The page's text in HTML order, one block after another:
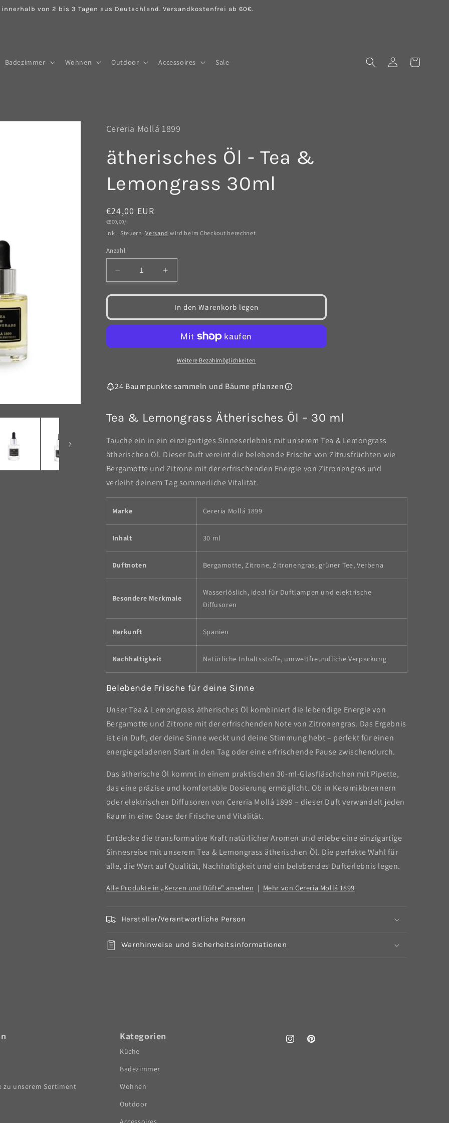
innerhalb von 2 bis 3 Tagen aus Deutschland. Versandkostenfrei ab 60€.
Badezimmer Wohnen Outdoor Accessoires Sale EinloggenWarenkorb
Cereria Mollá 1899
ätherisches Öl - Tea &
Lemongrass 30ml
Normaler
Preis
€24,00 EUR
Grundpreis
€800,00/l
Inkl. Steuern.Versand wird beim Checkout berechnet
Anzahl
Anzahl
Verringere
die
Menge
ätherisches
Öl
Tea
Erhöhe
die
Menge
für
ätherisches
Öl
Tea
&amp;
In den Warenkorb legen
Weitere Bezahlmöglichkeiten
24 Baumpunkte sammeln und Bäume pflanzen
Tea & Lemongrass Ätherisches Öl – 30 ml
Tauche ein in ein einzigartiges Sinneserlebnis mit unserem Tea & Lemongrass
ätherischen Öl. Dieser Duft vereint die belebende Frische von Zitrusfrüchten wie
Bergamotte und Zitrone mit der erfrischenden Energie von Zitronengras und
verleiht deinem Tag sommerliche Vitalität.
Marke Cereria Mollá 1899
Inhalt 30 ml
Duftnoten Bergamotte, Zitrone, Zitronengras, grüner Tee, Verbena
Besondere Merkmale
Wasserlöslich, ideal für Duftlampen und elektrische
Diffusoren
Herkunft Spanien
Nachhaltigkeit Natürliche Inhaltsstoffe, umweltfreundliche Verpackung
Belebende Frische für deine Sinne
Unser Tea & Lemongrass ätherisches Öl kombiniert die lebendige Energie von
Bergamotte und Zitrone mit der erfrischenden Note von Zitronengras. Das Ergebnis
ist ein Duft, der deine Sinne weckt und deine Stimmung hebt – perfekt für einen
energiegeladenen Start in den Tag oder eine erfrischende Pause zwischendurch.
Das ätherische Öl kommt in einem praktischen 30-ml-Glasfläschchen mit Pipette,
das eine präzise und komfortable Dosierung ermöglicht. Ob in Keramikbrennern
oder elektrischen Diffusoren von Cereria Mollá 1899 – dieser Duft verwandelt jeden
Raum in eine Oase der Frische und Vitalität.
Entdecke die transformative Kraft natürlicher Aromen und erlebe eine einzigartige
Sinnesreise mit unserem Tea & Lemongrass ätherischen Öl. Die perfekte Wahl für
alle, die Wert auf Qualität, Nachhaltigkeit und ein belebendes Dufterlebnis legen.
Alle Produkte in „Kerzen und Düfte" ansehen | Mehr von Cereria Mollá 1899
Hersteller/Verantwortliche Person
Warnhinweise und Sicherheitsinformationen
zu unserem Sortiment
Kategorien
Küche
Badezimmer
Wohnen
Outdoor
InstagramPinterest